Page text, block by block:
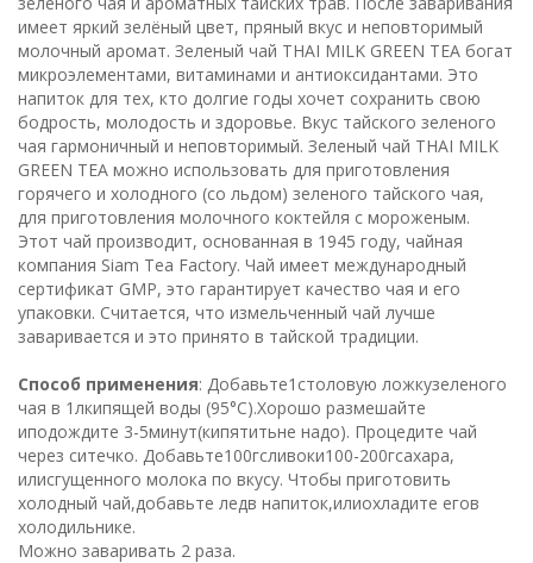
имеет яркий зелёный цвет, пряный вкус и неповторимый
молочный аромат. Зеленый чай THAI MILK GREEN TEA богат
микроэлементами, витаминами и антиоксидантами. Это
напиток для тех, кто долгие годы хочет сохранить свою
бодрость, молодость и здоровье. Вкус тайского зеленого
чая гармоничный и неповторимый. Зеленый чай THAI MILK
GREEN TEA можно использовать для приготовления
горячего и холодного (со льдом) зеленого тайского чая,
для приготовления молочного коктейля с мороженым.
Этот чай производит, основанная в 1945 году, чайная
компания Siam Tea Factory. Чай имеет международный
сертификат GMP, это гарантирует качество чая и его
упаковки. Считается, что измельченный чай лучше
заваривается и это принято в тайской традиции.
Способ применения: Добавьте1столовую ложкузеленого
чая в 1лкипящей воды (95°C).Хорошо размешайте
иподождите 3-5минут(кипятитьне надо). Процедите чай
через ситечко. Добавьте100гсливоки100-200гсахара,
илисгущенного молока по вкусу. Чтобы приготовить
холодный чай,добавьте ледв напиток,илиохладите егов
холодильнике.
Можно заваривать 2 раза.